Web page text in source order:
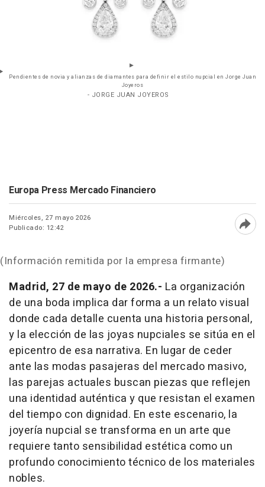
Pendientes de novia y alianzas de diamantes para definir el estilo nupcial en Jorge Juan
Joyeros
- JORGE JUAN JOYEROS
Europa Press Mercado Financiero
Miércoles, 27 mayo 2026
Publicado: 12:42
(Información remitida por la empresa firmante)
Madrid, 27 de mayo de 2026.- La organización
de una boda implica dar forma a un relato visual
donde cada detalle cuenta una historia personal,
y la elección de las joyas nupciales se sitúa en el
epicentro de esa narrativa. En lugar de ceder
ante las modas pasajeras del mercado masivo,
las parejas actuales buscan piezas que reflejen
una identidad auténtica y que resistan el examen
del tiempo con dignidad. En este escenario, la
joyería nupcial se transforma en un arte que
requiere tanto sensibilidad estética como un
profundo conocimiento técnico de los materiales
nobles.